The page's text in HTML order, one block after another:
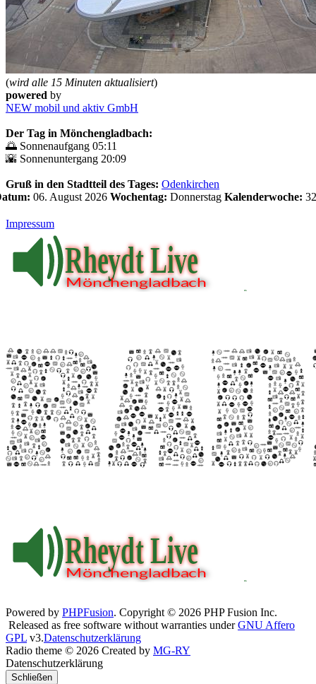
(wird alle 15 Minuten aktualisiert)
powered by
NEW mobil und aktiv GmbH
Der Tag in Mönchengladbach:
🌅 Sonnenaufgang 05:11
🌇 Sonnenuntergang 20:09
Gruß in den Stadtteil des Tages: Odenkirchen
06. August 2026 Wochentag: Donnerstag Kalenderwoche: 32
Impressum
Powered by PHPFusion. Copyright © 2026 PHP Fusion Inc.
Released as free software without warranties underGNU Affero
GPL v3.Datenschutzerklärung
Radio theme © 2026 Created by MG-RY
Datenschutzerklärung
Schließen